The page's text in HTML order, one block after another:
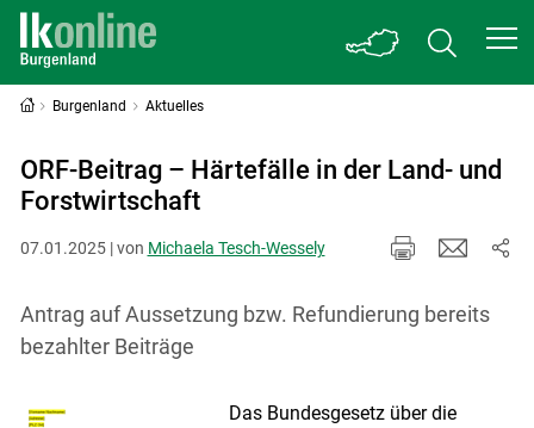
Burgenland Aktuelles
ORF-Beitrag – Härtefälle in der Land- und
Forstwirtschaft
07.01.2025 | von Michaela Tesch-Wessely
Antrag auf Aussetzung bzw. Refundierung bereits
bezahlter Beiträge
Das Bundesgesetz über die